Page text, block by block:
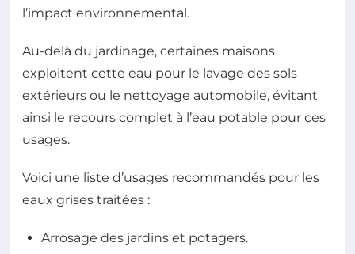
l’impact environnemental.
Au-delà du jardinage, certaines maisons
exploitent cette eau pour le lavage des sols
extérieurs ou le nettoyage automobile, évitant
ainsi le recours complet à l’eau potable pour ces
usages.
Voici une liste d’usages recommandés pour les
eaux grises traitées :
Arrosage des jardins et potagers.